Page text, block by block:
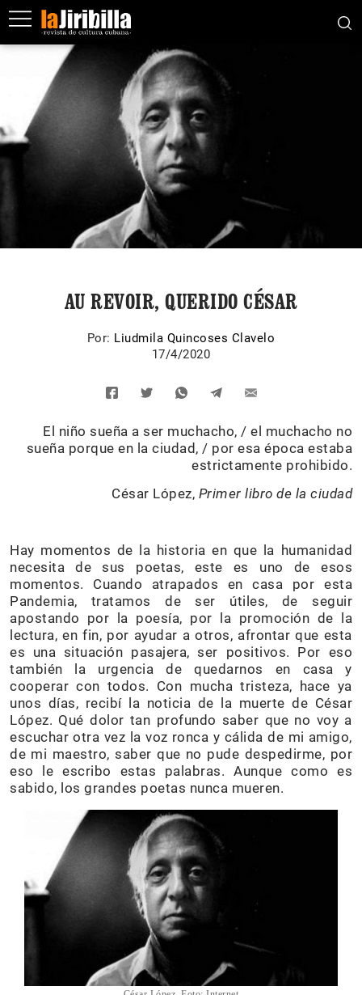
AU REVOIR, QUERIDO CÉSAR
Por: Liudmila Quincoses Clavelo
17/4/2020
El niño sueña a ser muchacho, / el muchacho no
sueña porque en la ciudad, / por esa época estaba
estrictamente prohibido.
César López, Primer libro de la ciudad
Hay momentos de la historia en que la humanidad
necesita de sus poetas, este es uno de esos
momentos. Cuando atrapados en casa por esta
Pandemia, tratamos de ser útiles, de seguir
apostando por la poesía, por la promoción de la
lectura, en fin, por ayudar a otros, afrontar que esta
es una situación pasajera, ser positivos. Por eso
también la urgencia de quedarnos en casa y
cooperar con todos. Con mucha tristeza, hace ya
unos días, recibí la noticia de la muerte de César
López. Qué dolor tan profundo saber que no voy a
escuchar otra vez la voz ronca y cálida de mi amigo,
de mi maestro, saber que no pude despedirme, por
eso le escribo estas palabras. Aunque como es
sabido, los grandes poetas nunca mueren.